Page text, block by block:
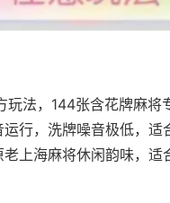
玩法，144张含花牌麻将
行，洗牌噪音极低，适
上海麻将休闲韵味，适